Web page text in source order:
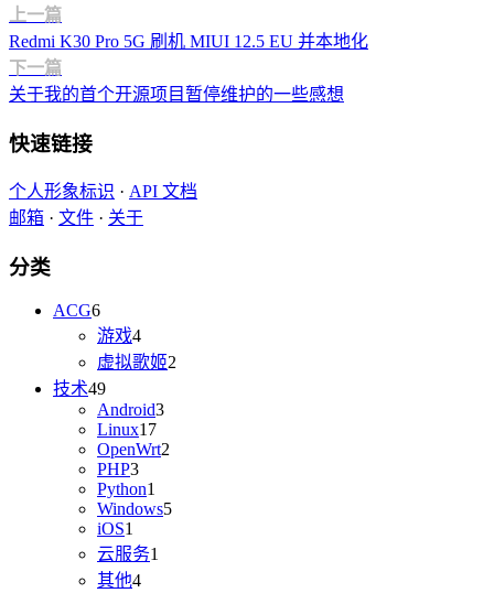
上一篇
Redmi K30 Pro 5G 刷机 MIUI 12.5 EU 并本地化
下一篇
关于我的首个开源项目暂停维护的一些感想
快速链接
个人形象标识 · API 文档
邮箱 · 文件 · 关于
分类
ACG6
游戏4
虚拟歌姬2
技术49
Android3
Linux17
OpenWrt2
PHP3
Python1
Windows5
iOS1
云服务1
其他4